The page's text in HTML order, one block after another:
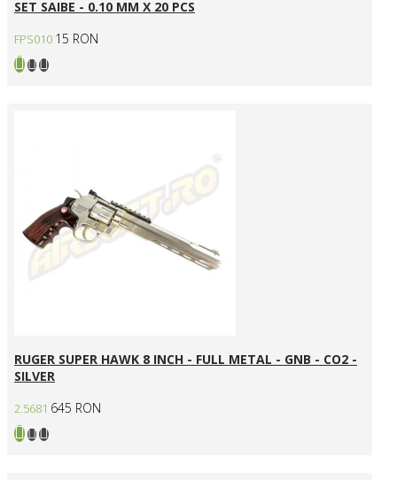
SET SAIBE - 0.10 MM X 20 PCS
FPS010 15 RON
RUGER SUPER HAWK 8 INCH - FULL METAL - GNB - CO2 -
SILVER
2.5681 645 RON